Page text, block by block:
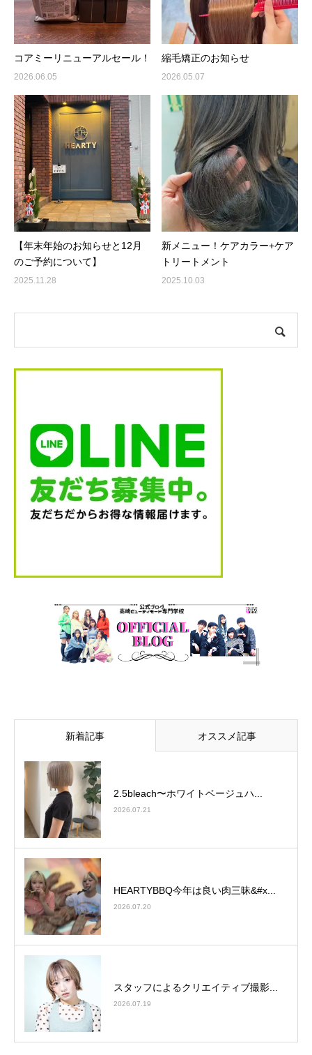
コアミーリニューアルセール！
2026.06.05
縮毛矯正のお知らせ
2026.05.07
【年末年始のお知らせと12月
のご予約について】
2025.11.28
新メニュー！ケアカラー+ケア
トリートメント
2025.10.03
新着記事 オススメ記事
2.5bleach〜ホワイトベージュ⁡ハ...
2026.07.21
HEARTYBBQ今年は良い肉三昧&#x...
2026.07.20
スタッフによるクリエイティブ撮影...
2026.07.19